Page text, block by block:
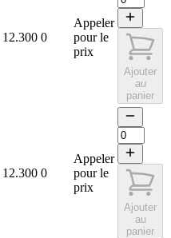
12.300 0
Appeler
pour le
prix
Ajouter
au
panier
12.300 0
Appeler
pour le
prix
Ajouter
au
panier